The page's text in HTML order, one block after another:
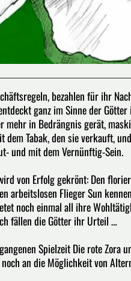
bezahlen für ihr
ganz im Sinne der
in Bedrängnis gerät,
Tabak, den sie verkauft,
und mit dem Vernünftig-Sein.
von Erfolg gekrönt: Den
arbeitslosen Flieger Sun
noch einmal all ihre
fällen die Götter ihr Urteil …
Spielzeit Die rote
an die Möglichkeit von